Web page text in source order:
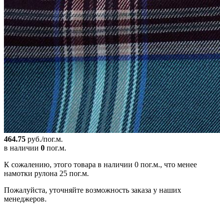
464.75 руб./пог.м.
в наличии 0 пог.м.
К сожалению, этого товара в наличии 0 пог.м., что менее
намотки рулона 25 пог.м.
Пожалуйста, уточняйте возможность заказа у наших
менеджеров.